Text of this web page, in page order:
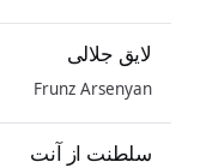
لایق جلالی
Frunz Arsenyan
سلطنت از آنت